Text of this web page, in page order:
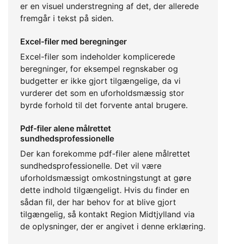
er en visuel understregning af det, der allerede
fremgår i tekst på siden.
Excel-filer med beregninger
Excel-filer som indeholder komplicerede
beregninger, for eksempel regnskaber og
budgetter er ikke gjort tilgængelige, da vi
vurderer det som en uforholdsmæssig stor
byrde forhold til det forvente antal brugere.
Pdf-filer alene målrettet
sundhedsprofessionelle
Der kan forekomme pdf-filer alene målrettet
sundhedsprofessionelle. Det vil være
uforholdsmæssigt omkostningstungt at gøre
dette indhold tilgængeligt. Hvis du finder en
sådan fil, der har behov for at blive gjort
tilgængelig, så kontakt Region Midtjylland via
de oplysninger, der er angivet i denne erklæring.